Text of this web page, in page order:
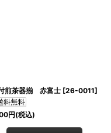
煎茶器揃 赤富士 [26-0011]
円(税込)